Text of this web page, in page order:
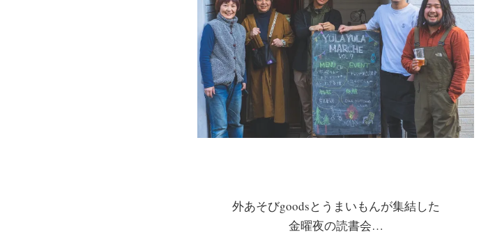
外あそびgoodsとうまいもんが集結した
金曜夜の読書会…